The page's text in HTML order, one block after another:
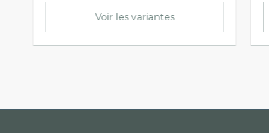
Voir les variantes